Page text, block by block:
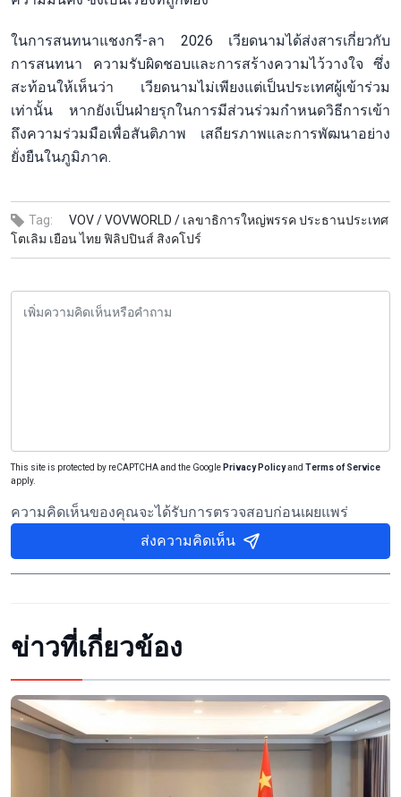
ในการสนทนาแชงกรี-ลา 2026 เวียดนามได้ส่งสารเกี่ยวกับ
การสนทนา ความรับผิดชอบและการสร้างความไว้วางใจ ซึ่ง
สะท้อนให้เห็นว่า เวียดนามไม่เพียงแต่เป็นประเทศผู้เข้าร่วม
เท่านั้น หากยังเป็นฝ่ายรุกในการมีส่วนร่วมกำหนดวิธีการเข้า
ถึงความร่วมมือเพื่อสันติภาพ เสถียรภาพและการพัฒนาอย่าง
ยั่งยืนในภูมิภาค.
Tag: VOV /VOVWORLD / เลขาธิการใหญ่พรรค ประธานประเทศ
โตเลิม เยือน ไทย ฟิลิปปินส์ สิงคโปร์
This site is protected by reCAPTCHA and the Google Privacy Policyand Terms of Service
apply.
ความคิดเห็นของคุณจะได้รับการตรวจสอบก่อนเผยแพร่
ส่งความคิดเห็น
ข่าวที่เกี่ยวข้อง